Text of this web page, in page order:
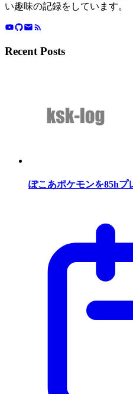
い趣味の記録をしています。
Recent Posts
ぽこあポケモンを85hプ